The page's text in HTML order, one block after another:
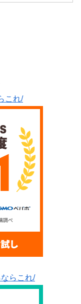
これ/
らこれ/